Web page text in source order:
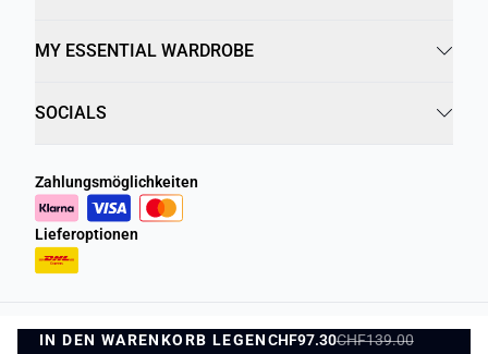
IN DEN WARENKORB LEGENCHF97.30CHF139.00
MY ESSENTIAL WARDROBE
SOCIALS
Zahlungsmöglichkeiten
Lieferoptionen
Datenschutzrichtlinie Geschäftsbedingungen